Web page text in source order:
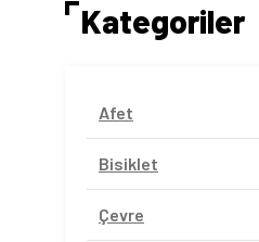
Kategoriler
Afet
Bisiklet
Çevre